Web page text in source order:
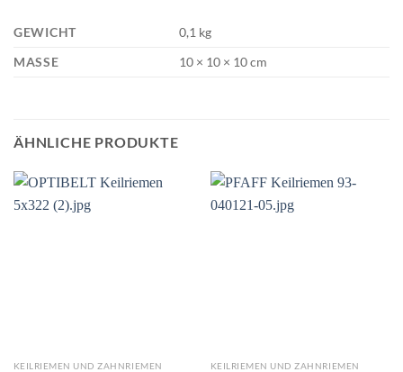
GEWICHT
0,1 kg
MASSE
10 × 10 × 10 cm
ÄHNLICHE PRODUKTE
KEILRIEMEN UND ZAHNRIEMEN KEILRIEMEN UND ZAHNRIEMEN